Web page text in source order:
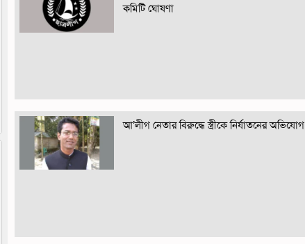
কমিটি ঘোষণা
আ’লীগ নেতার বিরুদ্ধে স্ত্রীকে নির্যাতনের অভিযোগ